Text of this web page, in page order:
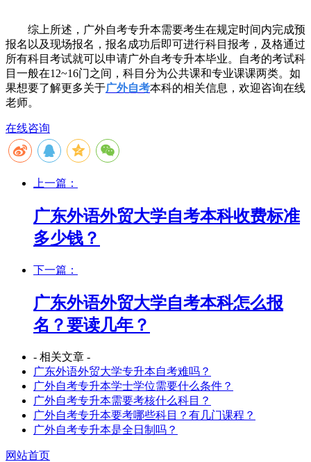
综上所述，广外自考专升本需要考生在规定时间内完成预
报名以及现场报名，报名成功后即可进行科目报考，及格通过
所有科目考试就可以申请广外自考专升本毕业。自考的考试科
目一般在12~16门之间，科目分为公共课和专业课课两类。如
果想要了解更多关于广外自考本科的相关信息，欢迎咨询在线
老师。
在线咨询
上一篇：
广东外语外贸大学自考本科收费标准
多少钱？
下一篇：
广东外语外贸大学自考本科怎么报
名？要读几年？
- 相关文章 -
广东外语外贸大学专升本自考难吗？
广外自考专升本学士学位需要什么条件？
广外自考专升本需要考核什么科目？
广外自考专升本要考哪些科目？有几门课程？
广外自考专升本是全日制吗？
网站首页